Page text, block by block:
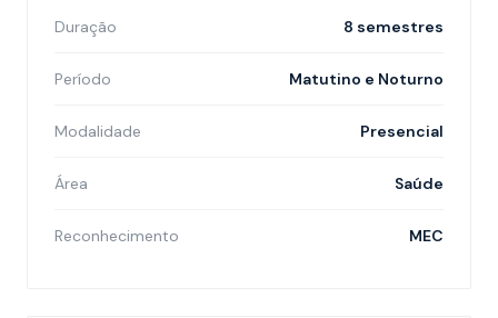
Duração 8 semestres
Período Matutino e Noturno
Modalidade Presencial
Área Saúde
Reconhecimento MEC